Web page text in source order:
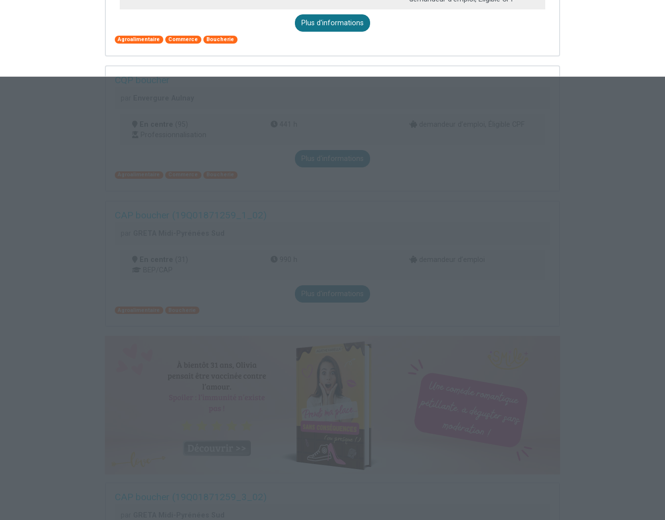
Plus d'informations
Agroalimentaire Commerce Boucherie
CQP boucher
Plus d'informations
CAP boucher (19Q01871259_1_02)
Plus d'informations
CAP boucher (19Q01871259_3_02)